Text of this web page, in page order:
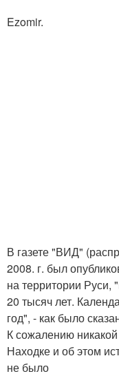
Ezomir.
В газете "ВИД"
2008. г. был
на территории Руси,
20 тысяч лет.
год", - как было
К сожалению
Находке и об этом
не было